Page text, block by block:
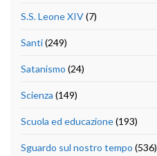
S.S. Leone XIV(7)
Santi(249)
Satanismo (24)
Scienza (149)
Scuola ed educazione(193)
Sguardo sul nostro tempo (536)